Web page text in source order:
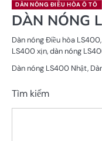
DÀN NÓNG ĐIỀU HÒA Ô TÔ
DÀN NÓNG
Dàn nóng Điều hòa
LS400 xịn, dàn nóng
Dàn nóng LS400 Nhật,
Tìm kiếm